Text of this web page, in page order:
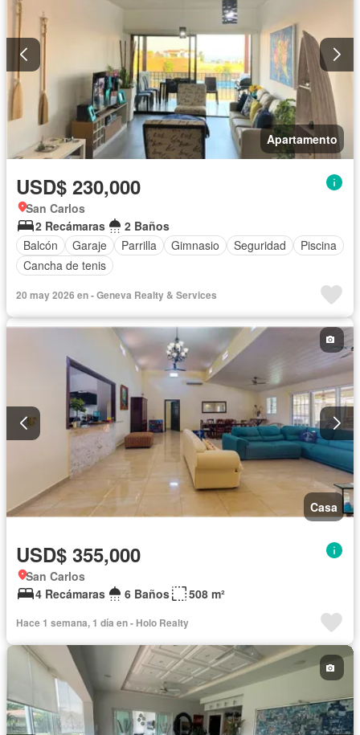
Apartamento
USD$ 230,000
San Carlos
2 Recámaras
2 Baños
Balcón
Garaje Parrilla Gimnasio Seguridad
Piscina
Cancha de tenis
20 may 2026 en - Geneva Realty & Services
Casa
USD$ 355,000
San Carlos
4 Recámaras
6 Baños 508 m²
Hace 1 semana, 1 día en - Holo Realty